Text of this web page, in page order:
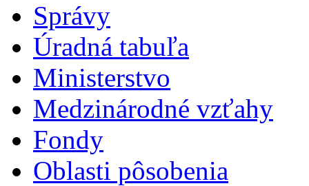
Správy
Úradná tabuľa
Ministerstvo
Medzinárodné vzťahy
Fondy
Oblasti pôsobenia